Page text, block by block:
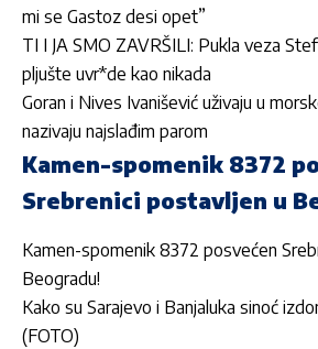
mi se Gastoz desi opet”
TI I JA SMO ZAVRŠILI: Pukla veza
pljušte uvr*de kao nikada
Goran i Nives Ivanišević uživaju u
nazivaju najslađim parom
Kamen-spomenik 8372
Srebrenici postavljen u
Kamen-spomenik 8372 posvećen
Beogradu!
Kako su Sarajevo i Banjaluka sinoć
(FOTO)